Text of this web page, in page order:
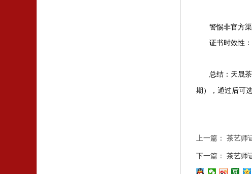
警惕非官方
证书时效性
总结 ：天晟
期），通过后可
上一篇： 茶艺师
下一篇： 茶艺师